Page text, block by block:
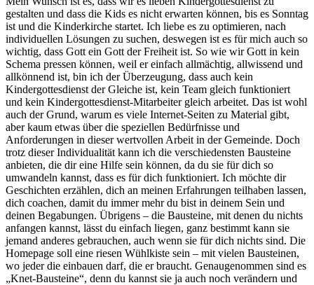
gestalten und dass die Kids es nicht erwarten können, bis es Sonntag
ist und die Kinderkirche startet. Ich liebe es zu optimieren, nach
individuellen Lösungen zu suchen, deswegen ist es für mich auch so
wichtig, dass Gott ein Gott der Freiheit ist. So wie wir Gott in kein
Schema pressen können, weil er einfach allmächtig, allwissend und
allkönnend ist, bin ich der Überzeugung, dass auch kein
Kindergottesdienst der Gleiche ist, kein Team gleich funktioniert
und kein Kindergottesdienst-Mitarbeiter gleich arbeitet. Das ist wohl
auch der Grund, warum es viele Internet-Seiten zu Material gibt,
aber kaum etwas über die speziellen Bedürfnisse und
Anforderungen in dieser wertvollen Arbeit in der Gemeinde. Doch
trotz dieser Individualität kann ich die verschiedensten Bausteine
anbieten, die dir eine Hilfe sein können, da du sie für dich so
umwandeln kannst, dass es für dich funktioniert. Ich möchte dir
Geschichten erzählen, dich an meinen Erfahrungen teilhaben lassen,
dich coachen, damit du immer mehr du bist in deinem Sein und
deinen Begabungen. Übrigens – die Bausteine, mit denen du nichts
anfangen kannst, lässt du einfach liegen, ganz bestimmt kann sie
jemand anderes gebrauchen, auch wenn sie für dich nichts sind. Die
Homepage soll eine riesen Wühlkiste sein – mit vielen Bausteinen,
wo jeder die einbauen darf, die er braucht. Genaugenommen sind es
„Knet-Bausteine“, denn du kannst sie ja auch noch verändern und